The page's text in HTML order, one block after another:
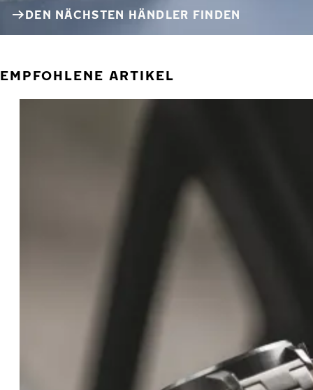
DEN NÄCHSTEN HÄNDLER FINDEN
EMPFOHLENE ARTIKEL